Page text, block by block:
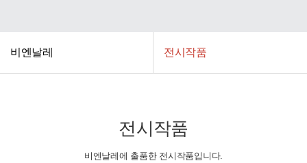
비엔날레 전시작품
전시작품
비엔날레에 출품한 전시작품입니다.